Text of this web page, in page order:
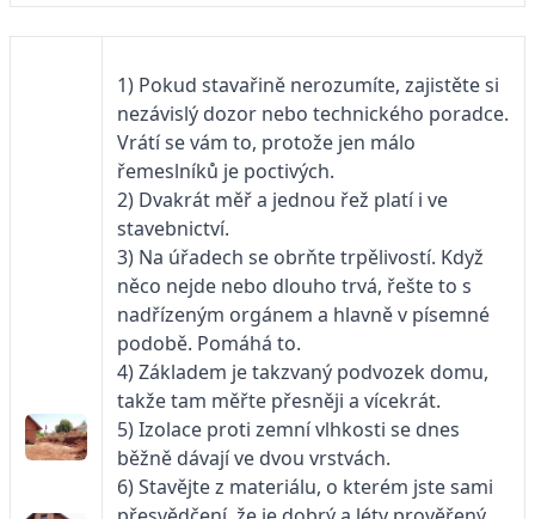
1) Pokud stavařině nerozumíte, zajistěte si
nezávislý dozor nebo technického poradce.
Vrátí se vám to, protože jen málo
řemeslníků je poctivých.
2) Dvakrát měř a jednou řež platí i ve
stavebnictví.
3) Na úřadech se obrňte trpělivostí. Když
něco nejde nebo dlouho trvá, řešte to s
nadřízeným orgánem a hlavně v písemné
podobě. Pomáhá to.
4) Základem je takzvaný podvozek domu,
takže tam měřte přesněji a vícekrát.
5) Izolace proti zemní vlhkosti se dnes
běžně dávají ve dvou vrstvách.
6) Stavějte z materiálu, o kterém jste sami